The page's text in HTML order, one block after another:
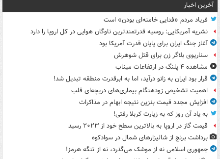
آخرین اخبار
فریاد مردم «فدایی خامنه‌ای بودن» است
نشریه آمریکایی: روسیه قدرتمندترین ناوگان هوایی در کل اروپا را دارد
آغاز جنگ ایران برای پایان قدرت آمریکا بود
سناریوی بلاگر زن برای قتل شوهرش
مشاهده ۴ پلنگ در ارتفاعات میناب
قرار بود ایران به زانو درآید، اما به ابرقدرت منطقه تبدیل شد!
اهمیت تشخیص زودهنگام بیماری‌های دریچه‌ای قلب
افزایش مجدد قیمت بنزین نتیجه ابهام در مذاکرات
به یاد آن روز که به زیارت کربلا رفتی!
قیمت گاز در اروپا به بالاترین سطح خود از ۲۰۲۳ رسید
برداشت برنج از شالیزارهای شمال در سوادکوه
جمهوری اسلامی نه از موشک می‌گذرد، نه از تنگه هرمز!